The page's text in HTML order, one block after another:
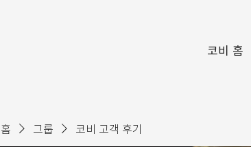
코비 홈
홈 그룹 코비 고객 후기